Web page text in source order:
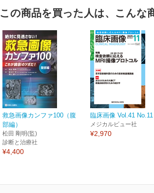
この商品を買った人は、こんな
救急画像カンファ100（腹
部編）
松田 剛明(監)
診断と治療社
¥4,400
臨床画像 Vol.41 No.11
メジカルビュー社
¥2,970